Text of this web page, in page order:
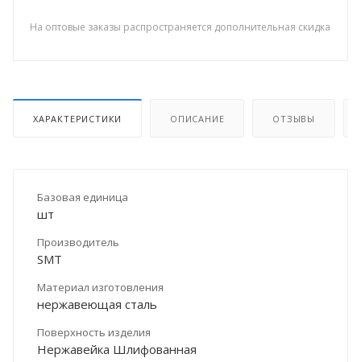
На оптовые заказы распространяется дополнительная скидка
ХАРАКТЕРИСТИКИ ОПИСАНИЕ ОТЗЫВЫ
Базовая единица
шт
Производитель
SMT
Материал изготовления
нержавеющая сталь
Поверхность изделия
Нержавейка Шлифованная